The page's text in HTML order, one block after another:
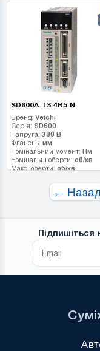
SD600A-T3-4R5-N
Бренд: Veichi
Серія: SD600
Напруга:380 В
Фланець: мм
Номінальний момент: Нм
Номінальні оберти: об/хв
Макс. оберти: об/хв
←
Підпишіться